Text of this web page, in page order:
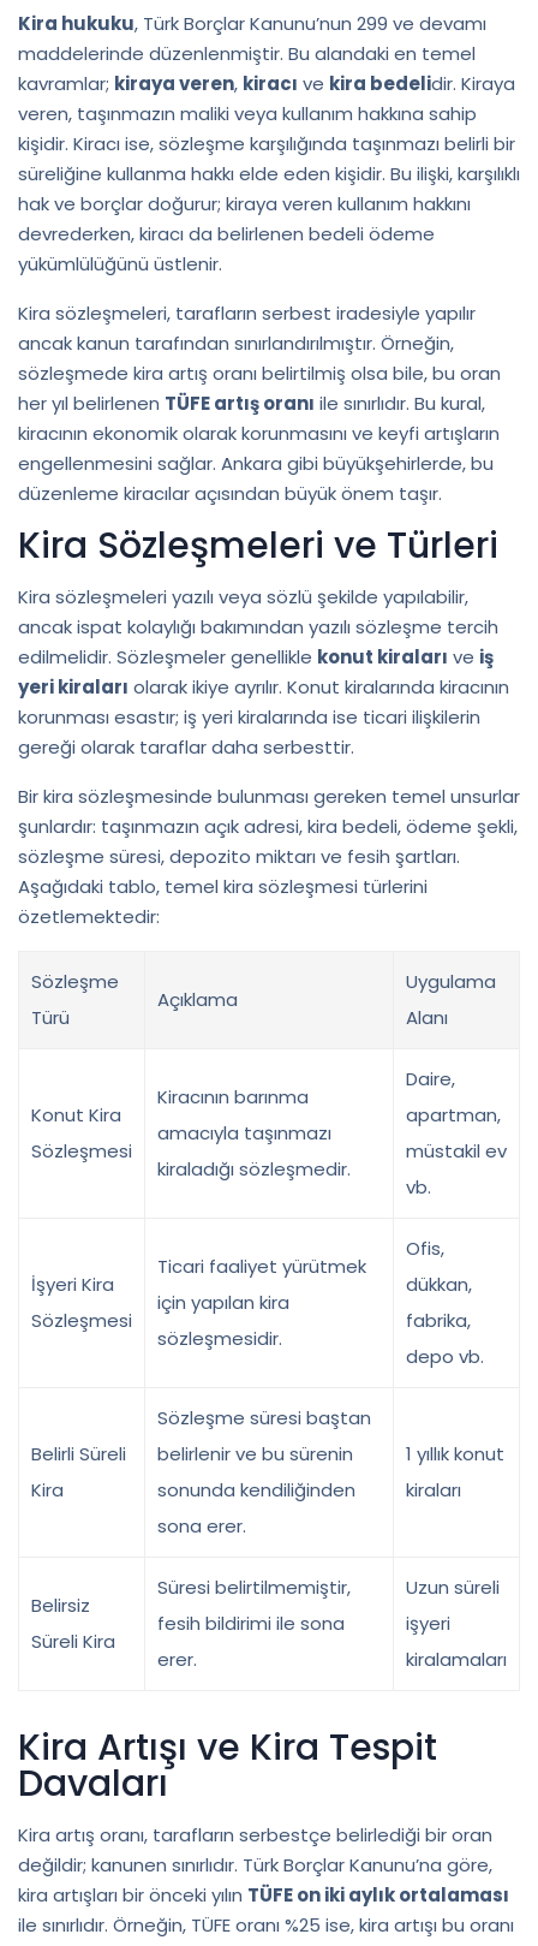
Kira hukuku, Türk Borçlar Kanunu’nun 299 ve devamı
maddelerinde düzenlenmiştir. Bu alandaki en temel
kavramlar; kiraya veren, kiracı ve kira bedelidir. Kiraya
veren, taşınmazın maliki veya kullanım hakkına sahip
kişidir. Kiracı ise, sözleşme karşılığında taşınmazı belirli bir
süreliğine kullanma hakkı elde eden kişidir. Bu ilişki, karşılıklı
hak ve borçlar doğurur; kiraya veren kullanım hakkını
devrederken, kiracı da belirlenen bedeli ödeme
yükümlülüğünü üstlenir.
Kira sözleşmeleri, tarafların serbest iradesiyle yapılır
ancak kanun tarafından sınırlandırılmıştır. Örneğin,
sözleşmede kira artış oranı belirtilmiş olsa bile, bu oran
her yıl belirlenen TÜFE artış oranı ile sınırlıdır. Bu kural,
kiracının ekonomik olarak korunmasını ve keyfi artışların
engellenmesini sağlar. Ankara gibi büyükşehirlerde, bu
düzenleme kiracılar açısından büyük önem taşır.
Kira Sözleşmeleri ve Türleri
Kira sözleşmeleri yazılı veya sözlü şekilde yapılabilir,
ancak ispat kolaylığı bakımından yazılı sözleşme tercih
edilmelidir. Sözleşmeler genellikle konut kiraları ve iş
yeri kiraları olarak ikiye ayrılır. Konut kiralarında kiracının
korunması esastır; iş yeri kiralarında ise ticari ilişkilerin
gereği olarak taraflar daha serbesttir.
Bir kira sözleşmesinde bulunması gereken temel unsurlar
şunlardır: taşınmazın açık adresi, kira bedeli, ödeme şekli,
sözleşme süresi, depozito miktarı ve fesih şartları.
Aşağıdaki tablo, temel kira sözleşmesi türlerini
özetlemektedir:
Sözleşme
Türü
Açıklama
Uygulama
Alanı
Konut Kira
Sözleşmesi
Kiracının barınma
amacıyla taşınmazı
kiraladığı sözleşmedir.
Daire,
apartman,
müstakil ev
vb.
İşyeri Kira
Sözleşmesi
Ticari faaliyet yürütmek
için yapılan kira
sözleşmesidir.
Ofis,
dükkan,
fabrika,
depo vb.
Belirli Süreli
Kira
Sözleşme süresi baştan
belirlenir ve bu sürenin
sonunda kendiliğinden
sona erer.
1 yıllık konut
kiraları
Belirsiz
Süreli Kira
Süresi belirtilmemiştir,
fesih bildirimi ile sona
erer.
Uzun süreli
işyeri
kiralamaları
Kira Artışı ve Kira Tespit
Davaları
Kira artış oranı, tarafların serbestçe belirlediği bir oran
değildir; kanunen sınırlıdır. Türk Borçlar Kanunu’na göre,
kira artışları bir önceki yılın TÜFE on iki aylık ortalaması
ile sınırlıdır. Örneğin, TÜFE oranı %25 ise, kira artışı bu oranı